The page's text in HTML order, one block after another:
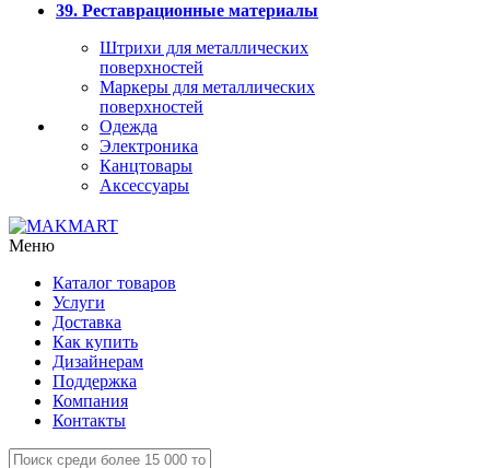
39. Реставрационные материалы
Штрихи для металлических
поверхностей
Маркеры для металлических
поверхностей
Одежда
Электроника
Канцтовары
Аксессуары
Меню
Каталог товаров
Услуги
Доставка
Как купить
Дизайнерам
Поддержка
Компания
Контакты